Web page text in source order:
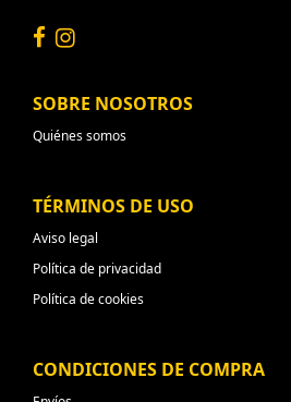
SOBRE NOSOTROS
Quiénes somos
TÉRMINOS DE USO
Aviso legal
Política de privacidad
Política de cookies
CONDICIONES DE COMPRA